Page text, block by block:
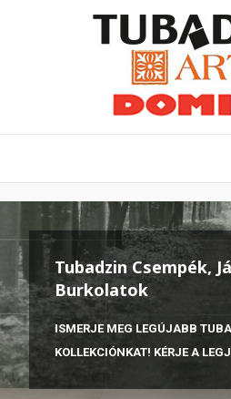
Tubadzin Csempék,
Burkolatok
ISMERJE MEG LEGÚJABB
KOLLEKCIÓNKAT! KÉRJE A